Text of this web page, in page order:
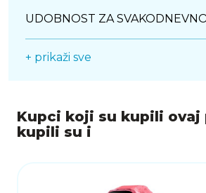
UDOBNOST ZA
da sat bude ugodan za nošenje
radi li se o nastavi, igri s
sportskim aktivnostima,
pouzdan dio sata koji prati dijete
se postiže dodatna praktičnost i
+ prikaži sve
Kupci koji su kupili ovaj
kupili su i